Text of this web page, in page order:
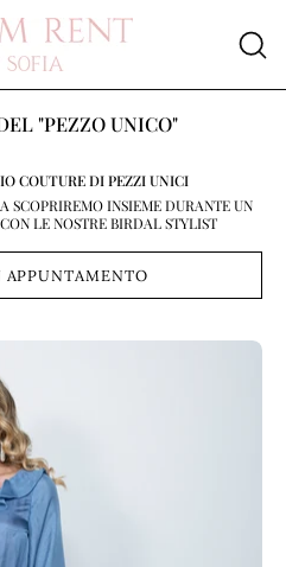
LA
"PEZZO UNICO"
COUTURE DI PEZZI UNICI
SCOPRIREMO INSIEME DURANTE UN
LE NOSTRE BIRDAL STYLIST
APPUNTAMENTO